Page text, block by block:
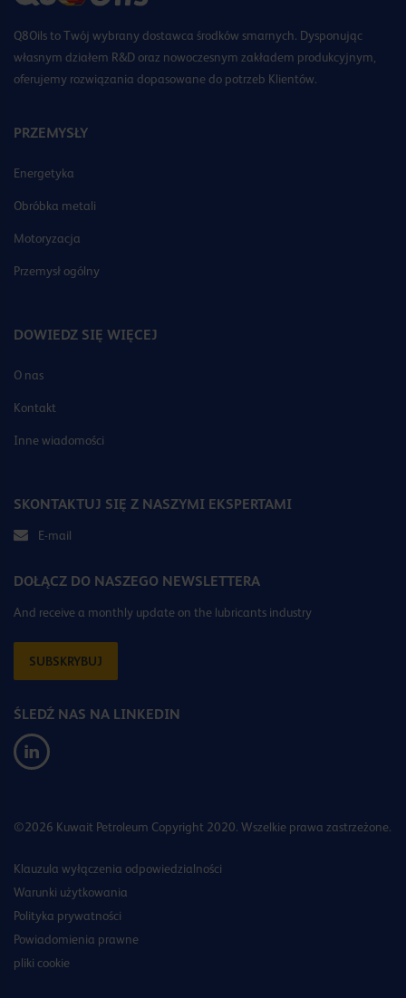
Q8Oils to Twój wybrany dostawca środków smarnych. Dysponując
własnym działem R&D oraz nowoczesnym zakładem produkcyjnym,
oferujemy rozwiązania dopasowane do potrzeb Klientów.
PRZEMYSŁY
Energetyka
Obróbka metali
Motoryzacja
Przemysł ogólny
DOWIEDZ SIĘ WIĘCEJ
O nas
Kontakt
Inne wiadomości
SKONTAKTUJ SIĘ Z NASZYMI EKSPERTAMI
E-mail
DOŁĄCZ DO NASZEGO NEWSLETTERA
And receive a monthly update on the lubricants industry
SUBSKRYBUJ
ŚLEDŹ NAS NA LINKEDIN
©2026 Kuwait Petroleum Copyright 2020. Wszelkie prawa zastrzeżone.
Klauzula wyłączenia odpowiedzialności
Warunki użytkowania
Polityka prywatności
Powiadomienia prawne
pliki cookie